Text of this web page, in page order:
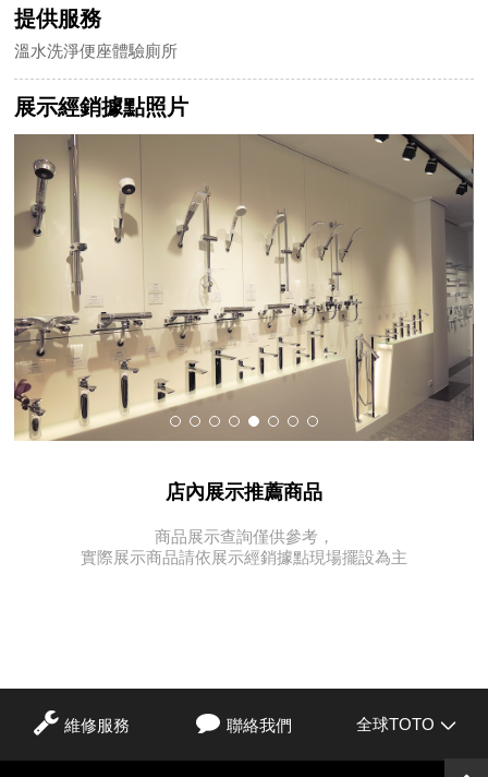
提供服務
溫水洗淨便座體驗廁所
展示經銷據點照片
店內展示推薦商品
商品展示查詢僅供參考，
實際展示商品請依展示經銷據點現場擺設為主
維修服務 聯絡我們 全球TOTO